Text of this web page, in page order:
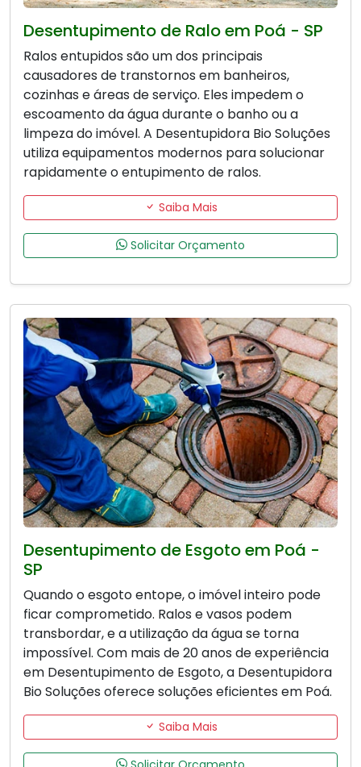
Desentupimento de Ralo em Poá - SP
Ralos entupidos são um dos principais
causadores de transtornos em banheiros,
cozinhas e áreas de serviço. Eles impedem o
escoamento da água durante o banho ou a
limpeza do imóvel. A Desentupidora Bio Soluções
utiliza equipamentos modernos para solucionar
rapidamente o entupimento de ralos.
Saiba Mais
Solicitar Orçamento
Desentupimento de Esgoto em Poá -
SP
Quando o esgoto entope, o imóvel inteiro pode
ficar comprometido. Ralos e vasos podem
transbordar, e a utilização da água se torna
impossível. Com mais de 20 anos de experiência
em Desentupimento de Esgoto, a Desentupidora
Bio Soluções oferece soluções eficientes em Poá.
Saiba Mais